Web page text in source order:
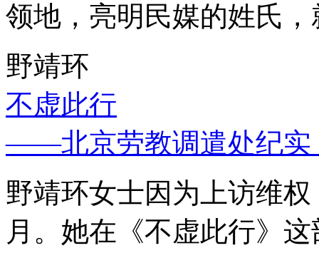
领地，亮明民媒的姓氏
野靖环
不虚此行
——北京劳教调遣处纪实
野靖环女士因为上访维
月。她在《不虚此行》